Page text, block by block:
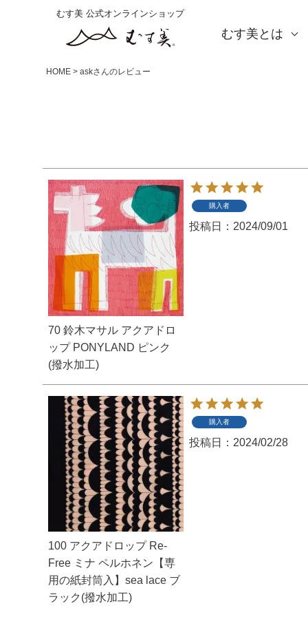
むす美 公式オンラインショップ
むす美とは
HOME askさんのレビュー
70 鈴木マサル アクアドロ
ップ PONYLAND ピンク
(撥水加工)
購入者
投稿日 2024/09/01
100 アクアドロップ Re-
Free ミナ ペルホネン【専
用の紙封筒入】sea lace ブ
ラック(撥水加工)
購入者
投稿日 2024/02/28